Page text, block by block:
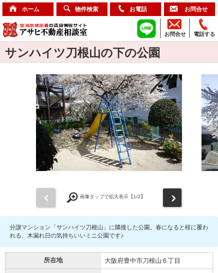
ホーム 物件検索 お電話 お問合せ
電話する
お問合せ
サンハイツ刀根山の下の公園
画像タップで拡大表示【1/2】
分譲マンション「サンハイツ刀根山」に隣接した公園。春になると桜に覆わ
れる、木漏れ日の気持ちいいミニ公園です♪
所在地 大阪府豊中市刀根山６丁目